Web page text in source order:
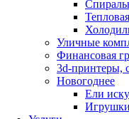
Уличные
Финансовая
3d-принтеры,
Новогоднее
Ели